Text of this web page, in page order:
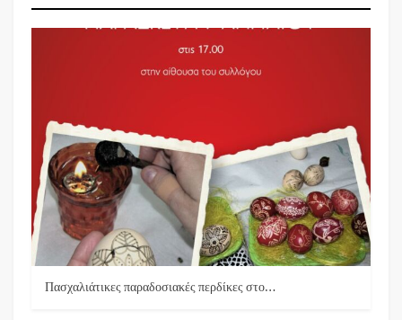
Πασχαλιάτικες παραδοσιακές περδίκες στο…